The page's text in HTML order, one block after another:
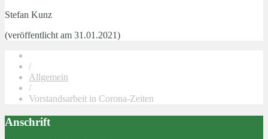
Stefan Kunz
(veröffentlicht am 31.01.2021)
/
Allgemein
/
Vorstandsarbeit in Corona-Zeiten
Anschrift